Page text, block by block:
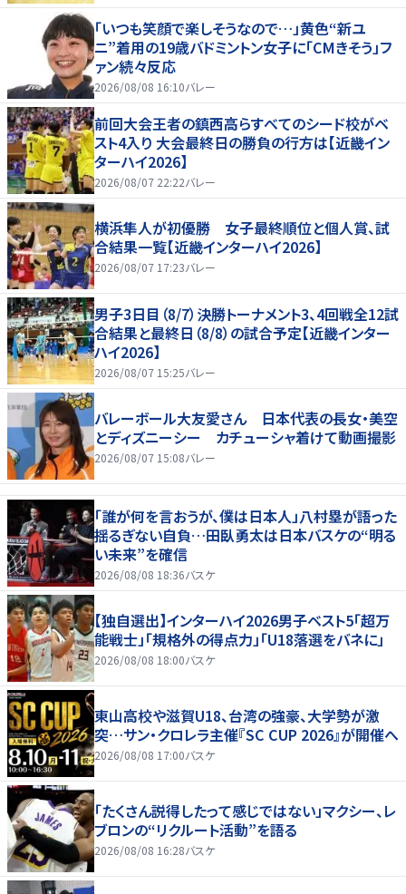
「いつも笑顔で楽しそうなので…」黄色“新ユ
ニ”着用の19歳バドミントン女子に「CMきそう」フ
ァン続々反応
2026/08/08 16:10バレー
前回大会王者の鎮西高らすべてのシード校がベ
スト4入り 大会最終日の勝負の行方は【近畿イン
ターハイ2026】
2026/08/07 22:22バレー
横浜隼人が初優勝 女子最終順位と個人賞、試
合結果一覧【近畿インターハイ2026】
2026/08/07 17:23バレー
男子3日目（8/7）決勝トーナメント3、4回戦全12試
合結果と最終日（8/8）の試合予定【近畿インター
ハイ2026】
2026/08/07 15:25バレー
バレーボール大友愛さん 日本代表の長女・美空
とディズニーシー カチューシャ着けて動画撮影
2026/08/07 15:08バレー
「誰が何を言おうが、僕は日本人」八村塁が語った
揺るぎない自負…田臥勇太は日本バスケの“明る
い未来”を確信
2026/08/08 18:36バスケ
【独自選出】インターハイ2026男子ベスト5「超万
能戦士」「規格外の得点力」「U18落選をバネに」
2026/08/08 18:00バスケ
東山高校や滋賀U18、台湾の強豪、大学勢が激
突…サン・クロレラ主催『SC CUP 2026』が開催へ
2026/08/08 17:00バスケ
「たくさん説得したって感じではない」マクシー、レ
ブロンの“リクルート活動”を語る
2026/08/08 16:28バスケ